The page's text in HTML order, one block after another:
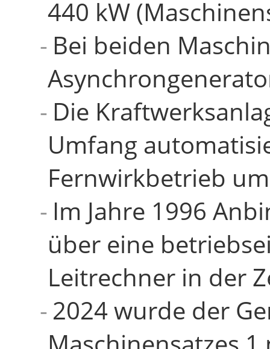
440 kW
Bei beiden
Die
Umfang
Fernwirkbetrieb
Im Jahre 1996
über eine
Leitrechner in der
2024 wurde der